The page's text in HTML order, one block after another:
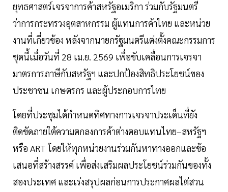
ยุทธศาสตร์เจรจาการค้าสหรัฐอเมริกา ร่วมกับรัฐมนตรี
ว่าการกระทรวงอุตสาหกรรม ผู้แทนการค้าไทย และหน่วย
งานที่เกี่ยวข้อง หลังจากนายกรัฐมนตรีแต่งตั้งคณะกรรมการ
ชุดนี้เมื่อวันที่ 28 เม.ย. 2569 เพื่อขับเคลื่อนการเจรจา
มาตรการภาษีกับสหรัฐฯ และปกป้องสิทธิประโยชน์ของ
ประชาชน เกษตรกร และผู้ประกอบการไทย
โดยที่ประชุมได้กำหนดทิศทางการเจรจาประเด็นที่ยัง
ติดขัดภายใต้ความตกลงการค้าต่างตอบแทนไทย–สหรัฐฯ
หรือ ART โดยให้ทุกหน่วยงานร่วมกันหาทางออกและข้อ
เสนอที่สร้างสรรค์ เพื่อส่งเสริมผลประโยชน์ร่วมกันของทั้ง
สองประเทศ และเร่งสรุปผลก่อนการประกาศผลไต่สวน